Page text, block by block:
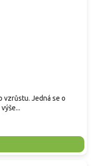
vzrůstu. Jedná se o